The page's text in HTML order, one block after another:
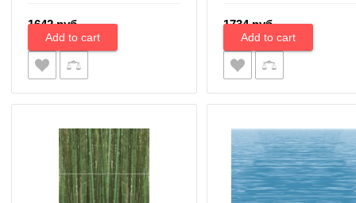
1642 руб. 1734 руб.